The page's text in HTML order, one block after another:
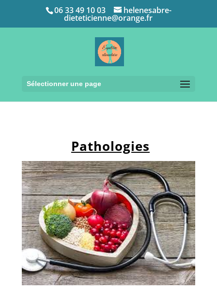
06 33 49 10 03 helenesabre-
dieteticienne@orange.fr
Sélectionner une page
Pathologies